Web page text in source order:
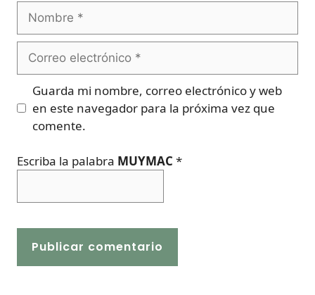
electrónico
Guarda mi nombre, correo electrónico y web
en este navegador para la próxima vez que
comente.
Escriba la palabra MUYMAC *